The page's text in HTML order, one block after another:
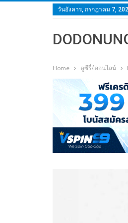
วันอังคาร, กรกฎาคม 7,
Home ดูซีรี่ย์ออนไลน์